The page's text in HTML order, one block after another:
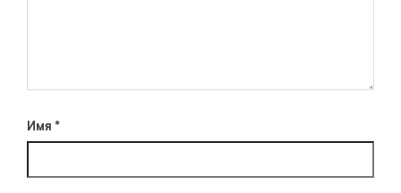
Имя *